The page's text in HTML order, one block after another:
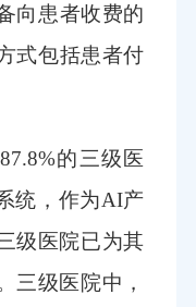
向患者收费的
式包括患者付
的三级医
统，作为AI产
级医院已为其
三级医院中，